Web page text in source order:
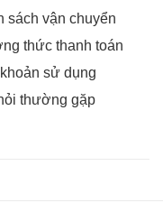
sách vận chuyển
thức thanh toán
sử dụng
thường gặp